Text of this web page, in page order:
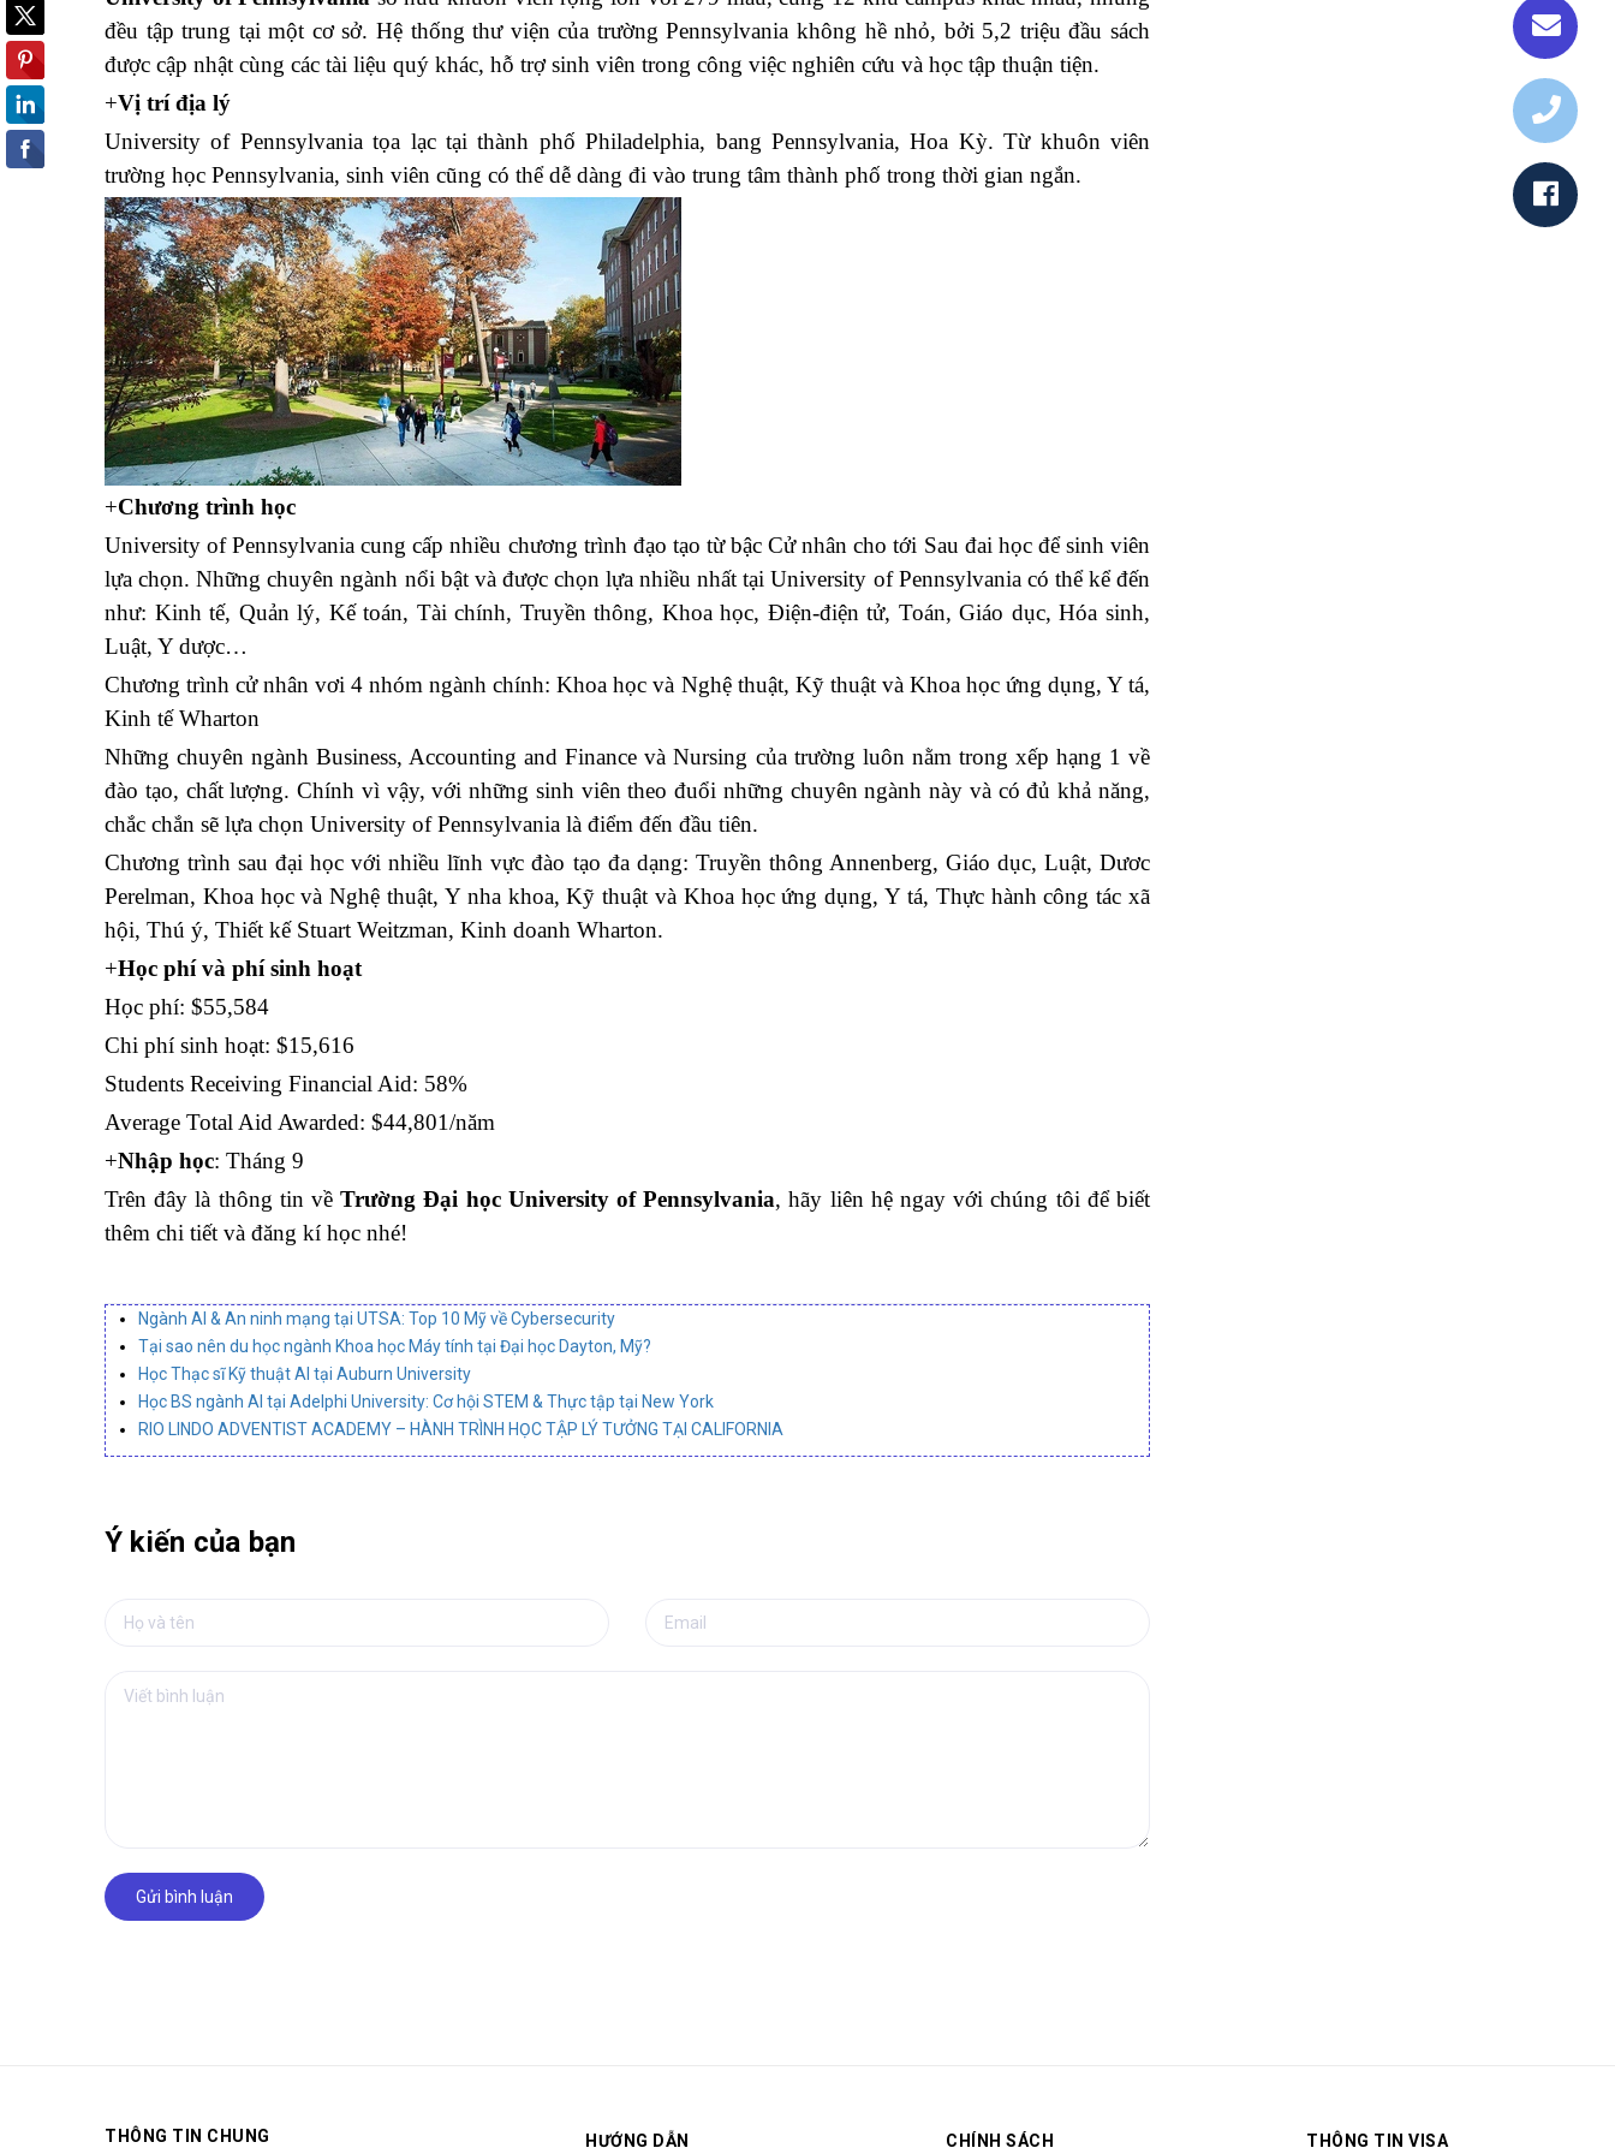
đều tập trung tại một cơ sở. Hệ thống thư viện của trường Pennsylvania không hề nhỏ, bởi 5,2 triệu đầu sách
được cập nhật cùng các tài liệu quý khác, hỗ trợ sinh viên trong công việc nghiên cứu và học tập thuận tiện.
+Vị trí địa lý
University of Pennsylvania tọa lạc tại thành phố Philadelphia, bang Pennsylvania, Hoa Kỳ. Từ khuôn viên
trường học Pennsylvania, sinh viên cũng có thể dễ dàng đi vào trung tâm thành phố trong thời gian ngắn.
+Chương trình học
University of Pennsylvania cung cấp nhiều chương trình đạo tạo từ bậc Cử nhân cho tới Sau đai học để sinh viên
lựa chọn. Những chuyên ngành nổi bật và được chọn lựa nhiều nhất tại University of Pennsylvania có thể kể đến
như: Kinh tế, Quản lý, Kế toán, Tài chính, Truyền thông, Khoa học, Điện-điện tử, Toán, Giáo dục, Hóa sinh,
Luật, Y dược…
Chương trình cử nhân vơi 4 nhóm ngành chính: Khoa học và Nghệ thuật, Kỹ thuật và Khoa học ứng dụng, Y tá,
Kinh tế Wharton
Những chuyên ngành Business, Accounting and Finance và Nursing của trường luôn nằm trong xếp hạng 1 về
đào tạo, chất lượng. Chính vì vậy, với những sinh viên theo đuổi những chuyên ngành này và có đủ khả năng,
chắc chắn sẽ lựa chọn University of Pennsylvania là điểm đến đầu tiên.
Chương trình sau đại học với nhiều lĩnh vực đào tạo đa dạng: Truyền thông Annenberg, Giáo dục, Luật, Dươc
Perelman, Khoa học và Nghệ thuật, Y nha khoa, Kỹ thuật và Khoa học ứng dụng, Y tá, Thực hành công tác xã
hội, Thú ý, Thiết kế Stuart Weitzman, Kinh doanh Wharton.
+Học phí và phí sinh hoạt
Học phí: $55,584
Chi phí sinh hoạt: $15,616
Students Receiving Financial Aid: 58%
Average Total Aid Awarded: $44,801/năm
+Nhập học: Tháng 9
Trên đây là thông tin vềTrường Đại học University of Pennsylvania, hãy liên hệ ngay với chúng tôi để biết
thêm chi tiết và đăng kí học nhé!
Ngành AI & An ninh mạng tại UTSA: Top 10 Mỹ về Cybersecurity
Tại sao nên du học ngành Khoa học Máy tính tại Đại học Dayton, Mỹ?
Học Thạc sĩ Kỹ thuật AI tại Auburn University
Học BS ngành AI tại Adelphi University: Cơ hội STEM & Thực tập tại New York
RIO LINDO ADVENTIST ACADEMY – HÀNH TRÌNH HỌC TẬP LÝ TƯỞNG TẠI CALIFORNIA
Ý kiến của bạn
Gửi bình luận
THÔNG TIN CHUNG HƯỚNG DẪN CHÍNH SÁCH THÔNG TIN VISA